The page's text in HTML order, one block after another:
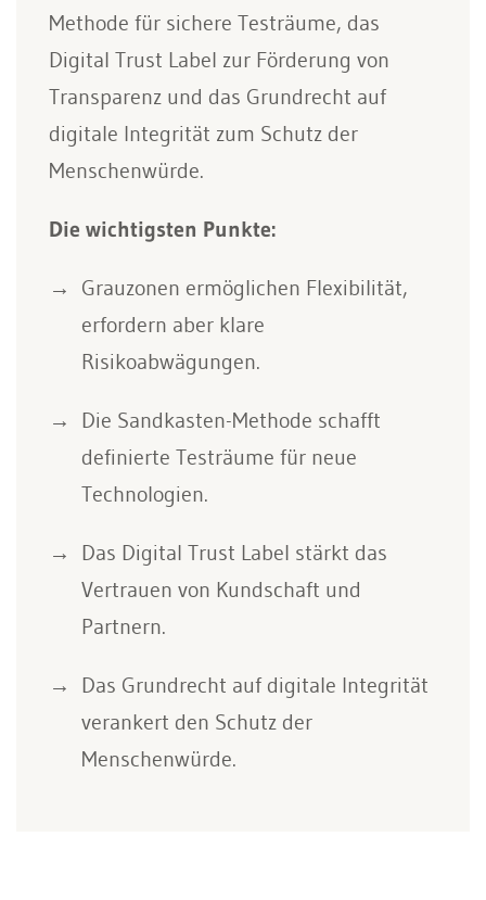
Methode für sichere Testräume, das
Digital Trust Label zur Förderung von
Transparenz und das Grundrecht auf
digitale Integrität zum Schutz der
Menschenwürde.
Die wichtigsten Punkte:
Grauzonen ermöglichen Flexibilität,
erfordern aber klare
Risikoabwägungen.
Die Sandkasten-Methode schafft
definierte Testräume für neue
Technologien.
Das Digital Trust Label stärkt das
Vertrauen von Kundschaft und
Partnern.
Das Grundrecht auf digitale Integrität
verankert den Schutz der
Menschenwürde.